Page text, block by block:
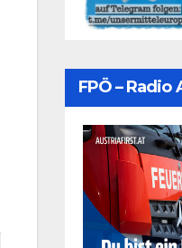
FPÖ – Radio